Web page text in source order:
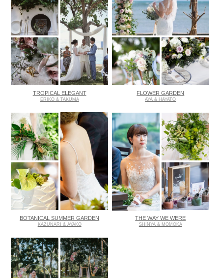
TROPICAL ELEGANT
ERIKO & TAKUMA
FLOWER GARDEN
AYA & HAYATO
BOTANICAL SUMMER GARDEN
KAZUNARI & AYAKO
THE WAY WE WERE
SHINYA & MOMOKA